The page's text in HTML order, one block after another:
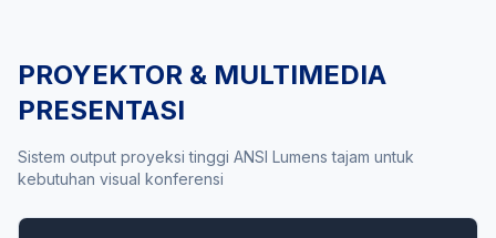
PROYEKTOR & MULTIMEDIA
PRESENTASI
Sistem output proyeksi tinggi ANSI Lumens tajam untuk
kebutuhan visual konferensi